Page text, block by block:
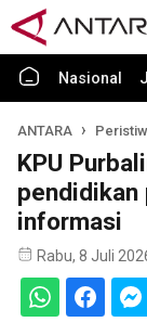
Nasional
ANTARA
KPU
pendidikan
informasi
Rabu, 8 Juli